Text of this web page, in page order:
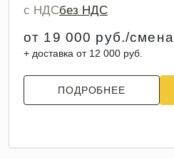
с НДСбез НДС
от 19 000 руб./смена
+ доставка от 12 000 руб.
ПОДРОБНЕЕ